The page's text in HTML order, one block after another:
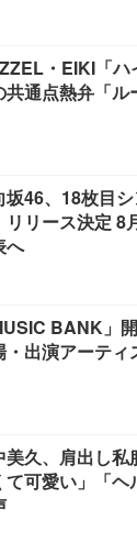
・EIKI「ハ
共通点熱弁「
坂46、18枚目
リリース決定 8
へ
BANK」
・出演アーティ
美久、肩出し
て可愛い」「ヘ